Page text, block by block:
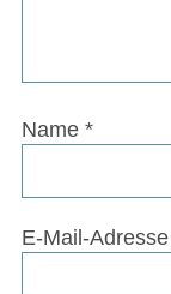
Name *
E-Mail-Adresse